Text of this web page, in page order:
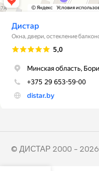
© ДИСТАР 2000 - 2026